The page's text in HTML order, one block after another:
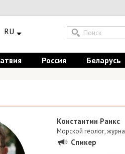
RU
Россия Беларусь
Константин Ранкс
Морской геолог,
Спикер